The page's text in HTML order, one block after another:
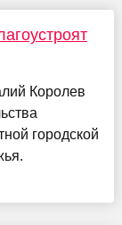
Королев
городской